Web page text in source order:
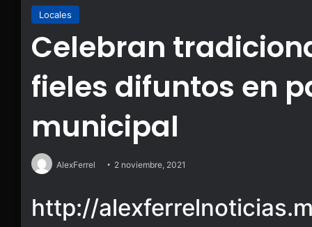
Locales
Celebran
fieles difuntos en
municipal
AlexFerrel 2 noviembre, 2021
http://